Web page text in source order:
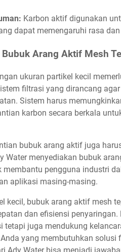
Karbon aktif digunakan
dapat memengaruhi rasa
Bubuk Arang Aktif Mesh
ukuran partikel kecil
filtrasi yang dirancang
Sistem harus
karbon secara berkala
bubuk arang aktif juga
Water menyediakan bubuk
pengguna industri
aplikasi masing-masing.
kecil, bubuk arang aktif mesh
dan efisiensi
juga mendukung
yang membutuhkan